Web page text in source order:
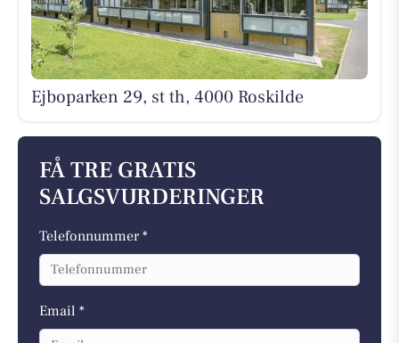
Ejboparken 29, st th, 4000 Roskilde
FÅ TRE GRATIS
SALGSVURDERINGER
Telefonnummer *
Email *